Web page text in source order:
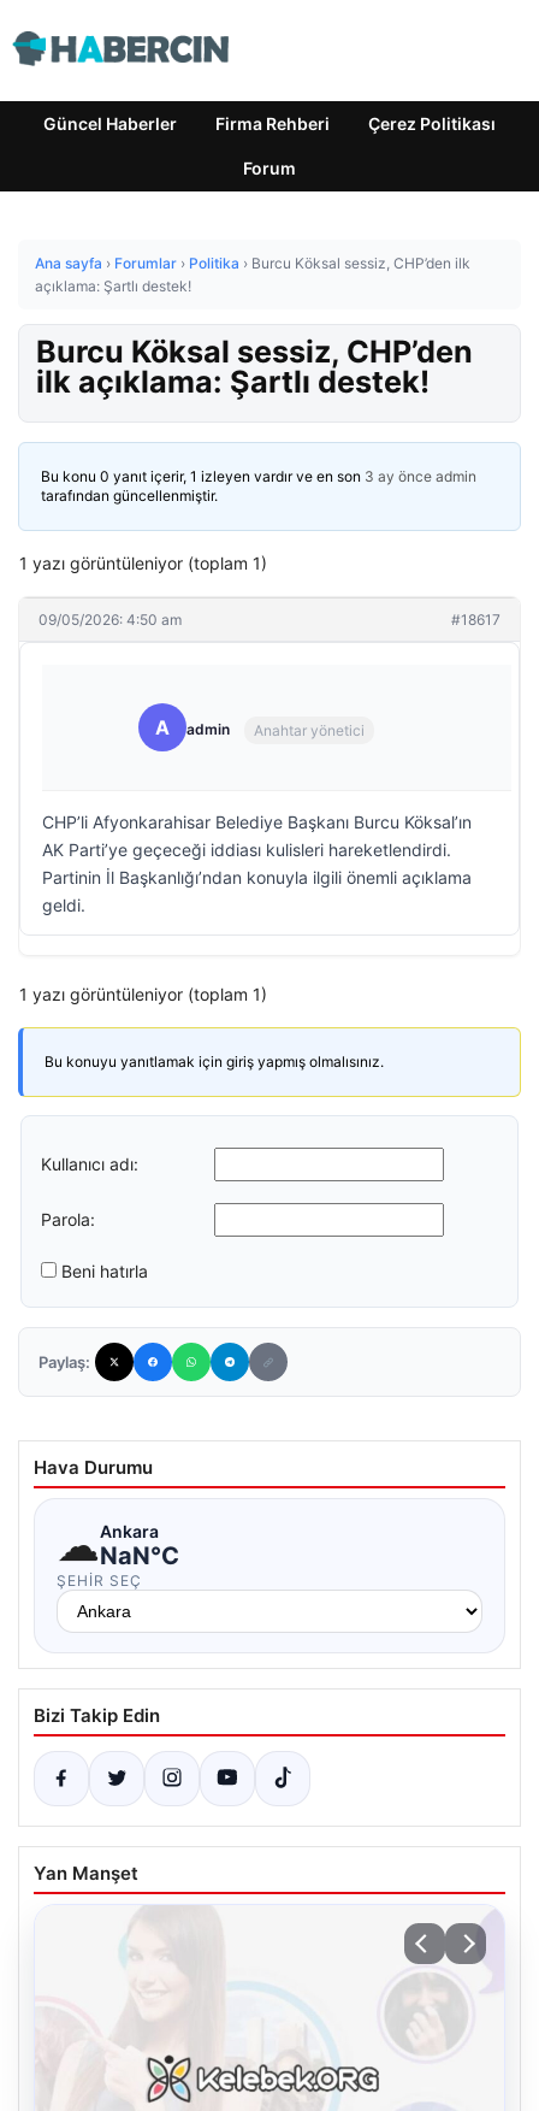
Güncel Haberler Firma Rehberi Çerez Politikası
Forum
Ana sayfa › Forumlar › Politika › Burcu Köksal sessiz, CHP’den ilk
açıklama: Şartlı destek!
Burcu Köksal sessiz, CHP’den
ilk açıklama: Şartlı destek!
Bu konu 0 yanıt içerir, 1 izleyen vardır ve en son 3 ay önce admin
tarafından güncellenmiştir.
1 yazı görüntüleniyor (toplam 1)
09/05/2026: 4:50 am #18617
A admin Anahtar yönetici
CHP’li Afyonkarahisar Belediye Başkanı Burcu Köksal’ın
AK Parti’ye geçeceği iddiası kulisleri hareketlendirdi.
Partinin İl Başkanlığı’ndan konuyla ilgili önemli açıklama
geldi.
1 yazı görüntüleniyor (toplam 1)
Bu konuyu yanıtlamak için giriş yapmış olmalısınız.
Kullanıcı adı:
Parola:
Beni hatırla
Paylaş:
Hava Durumu
☁Ankara
NaN°C
ŞEHIR SEÇ
Bizi Takip Edin
Yan Manşet